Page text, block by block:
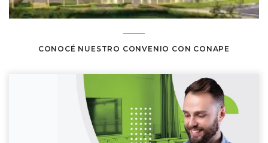
CONOCÉ NUESTRO CONVENIO CON CONAPE